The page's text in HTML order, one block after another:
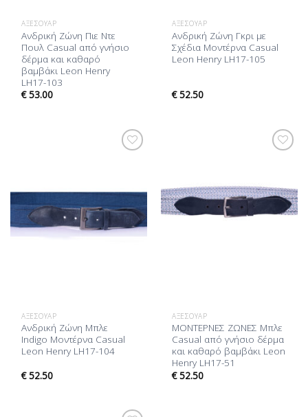
ΑΞΕΣΟΥΆΡ
Ανδρική Ζώνη Πιε Ντε
Πουλ Casual από γνήσιο
δέρμα και καθαρό
βαμβάκι Leon Henry
LH17-103
€53.00
ΑΞΕΣΟΥΆΡ
Ανδρική Ζώνη Γκρι με
Σχέδια Μοντέρνα Casual
Leon Henry LH17-105
€52.50
ΑΞΕΣΟΥΆΡ
Ανδρική Ζώνη Μπλε
Indigo Μοντέρνα Casual
Leon Henry LH17-104
€52.50
ΑΞΕΣΟΥΆΡ
ΜΟΝΤΕΡΝΕΣ ΖΩΝΕΣ Μπλε
Casual από γνήσιο δέρμα
και καθαρό βαμβάκι Leon
Henry LH17-51
€52.50